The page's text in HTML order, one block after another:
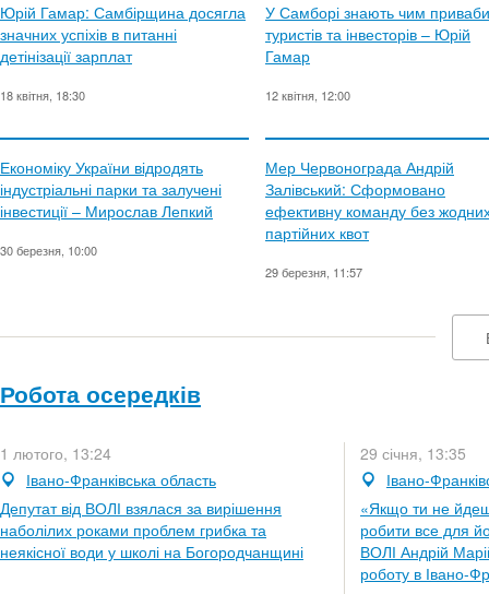
Юрій Гамар: Самбірщина досягла
значних успіхів в питанні
детінізації зарплат
18 квітня, 18:30
У Самборі знають чим
туристів та інвесторів – Юрій
Гамар
12 квітня, 12:00
Економіку України відродять
індустріальні парки та залучені
інвестиції – Мирослав Лепкий
30 березня, 10:00
Мер Червонограда Андрій
Залівський: Сформовано
ефективну команду без
партійних квот
29 березня, 11:57
Робота осередків
1 лютого, 13:24
Івано-Франківська область
Депутат від ВОЛІ взялася за вирішення
наболілих роками проблем грибка та
неякісної води у школі на Богородчанщині
29 січня, 13:35
Івано-
«Якщо ти не
робити все для
ВОЛІ Андрій
роботу в Івано-